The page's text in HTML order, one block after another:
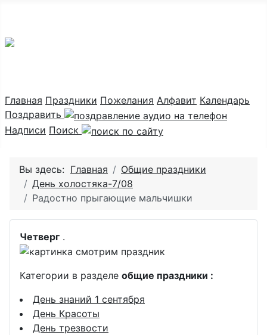
Главная Праздники Пожелания Алфавит Календарь
Поздравить
Надписи Поиск
Вы здесь: Главная
Общие праздники
День холостяка-7/08
Радостно прыгающие мальчишки
Четверг .
Категории в разделе общие праздники :
День знаний 1 сентября
День Красоты
День трезвости